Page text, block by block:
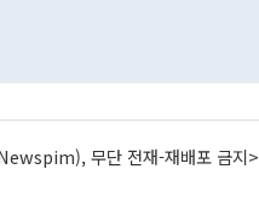
무단 전재-재배포 금지>